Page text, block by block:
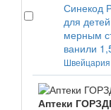
Синекод
для
мерным
ванили
Швейцария
Аптеки